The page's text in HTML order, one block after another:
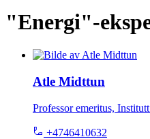
"Energi"-
Atle Midttun
Professor emeritus,
+4746410632